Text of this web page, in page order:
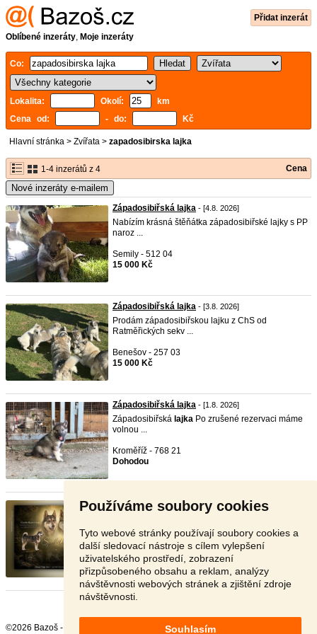
Používáme soubory cookies
Tyto webové stránky používají soubory cookies a
další sledovací nástroje s cílem vylepšení
uživatelského prostředí, zobrazení
přizpůsobeného obsahu a reklam, analýzy
návštěvnosti webových stránek a zjištění zdroje
návštěvnosti.
Souhlasím
Přidat inzerát
Oblíbené inzeráty, Moje inzeráty
Co:
Lokalita: Okolí:
km
Cena od:
- do: Kč
Hlavní stránka > Zvířata > zapadosibirska lajka
1-4 inzerátů z 4 Cena
Nové inzeráty e-mailem
Západosibiřská lajka - [4.8. 2026]
Nabízím krásná štěňátka západosibiřské lajky s PP
naroz ...
Semily - 512 04
15 000 Kč
Západosibiřská lajka - [3.8. 2026]
Prodám západosibiřskou lajku z ChS od
Ratměřických sekv ...
Benešov - 257 03
15 000 Kč
Západosibiřská lajka - [1.8. 2026]
Západosibiřská lajka Po zrušené rezervaci máme
volnou ...
Kroměříž - 768 21
Dohodou
Západosibirská lajka šteniatka ...- [16.6. 2026]
predaj/rezer ...
Slovensko - 987 65
Dohodou
©2026 Bazoš -